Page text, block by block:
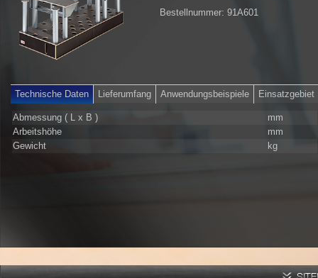
Bestellnummer: 91A601
Technische Daten Lieferumfang Anwendungsbeispiele Einsatzgebiet
Abmessung ( L x B )
mm
Arbeitshöhe
mm
Gewicht
kg